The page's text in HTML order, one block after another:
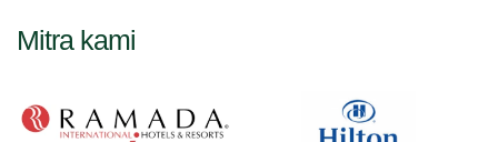
Mitra kami